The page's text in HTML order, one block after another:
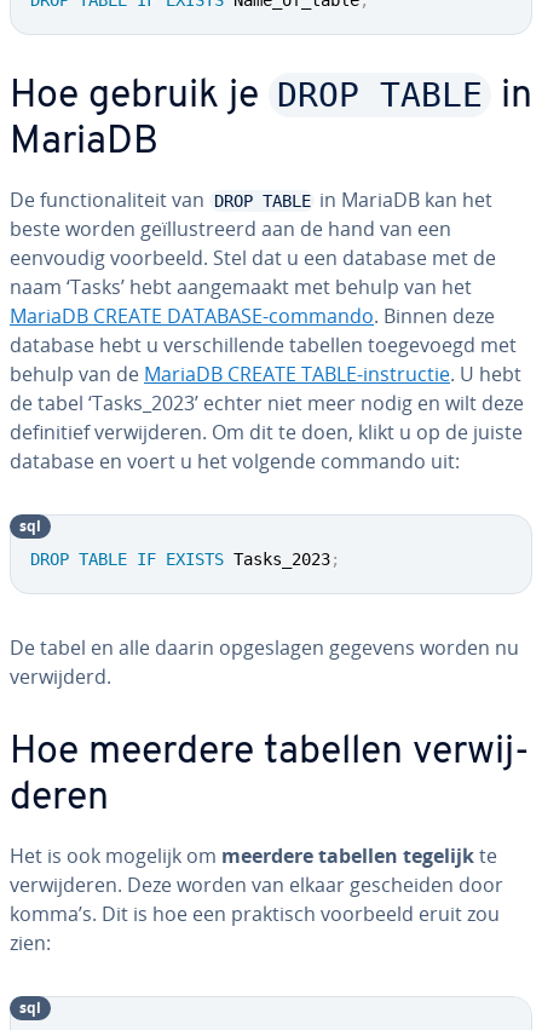
Hoe gebruik je DROP TABLE in
MariaDB
De func­ti­o­na­li­teit van DROP TABLE in MariaDB kan het
beste worden ge­ïl­lu­streerd aan de hand van een
eenvoudig voorbeeld. Stel dat u een database met de
naam ‘Tasks’ hebt aan­ge­maakt met behulp van het
MariaDB CREATE DATABASE-commando. Binnen deze
database hebt u ver­schil­len­de tabellen toe­ge­voegd met
behulp van de MariaDB CREATE TABLE-in­struc­tie. U hebt
de tabel ‘Tasks_2023’ echter niet meer nodig en wilt deze
de­fi­ni­tief ver­wij­de­ren. Om dit te doen, klikt u op de juiste
database en voert u het volgende commando uit:
DROP TABLE IF EXISTS Tasks_2023;
sql
De tabel en alle daarin op­ge­sla­gen gegevens worden nu
ver­wij­derd.
Hoe meerdere tabellen ver­wij­
de­ren
Het is ook mogelijk om meerdere tabellen tegelijkte
ver­wij­de­ren. Deze worden van elkaar ge­schei­den door
komma’s. Dit is hoe een praktisch voorbeeld eruit zou
zien:
sql